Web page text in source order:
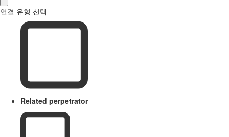
연결 유형 선택
Related perpetrator